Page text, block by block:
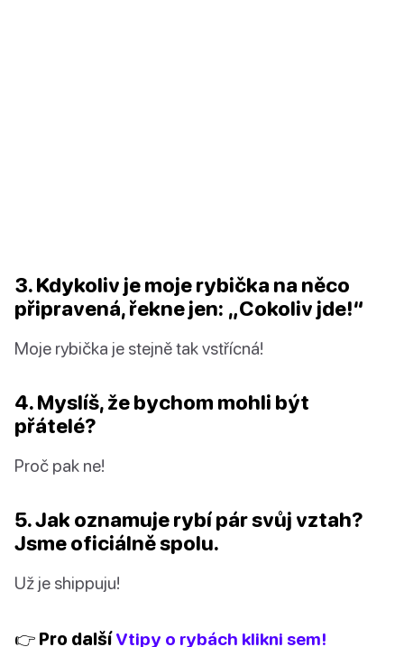
3. Kdykoliv je moje rybička na něco
připravená, řekne jen: „Cokoliv jde!“
Moje rybička je stejně tak vstřícná!
4. Myslíš, že bychom mohli být
přátelé?
Proč pak ne!
5. Jak oznamuje rybí pár svůj vztah?
Jsme oficiálně spolu.
Už je shippuju!
👉 Pro dalšíVtipy o rybách klikni sem!